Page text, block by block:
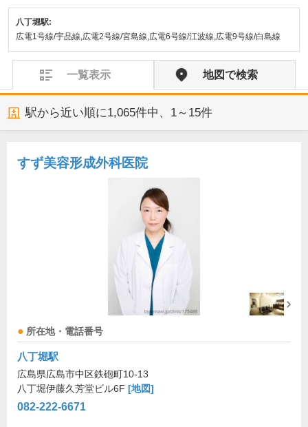
八丁堀駅:
広電1号線/宇品線,広電2号線/宮島線,広電6号線/江波線,広電9号線/白島線
一覧表示 地図で検索
駅から近い順に1,065件中、 1～15件
すず美容形成外科医院
所在地・電話番号
八丁堀駅
広島県広島市中区鉄砲町10-13
八丁堀伊藤久芳堂ビル6F [地図]
082-222-6671